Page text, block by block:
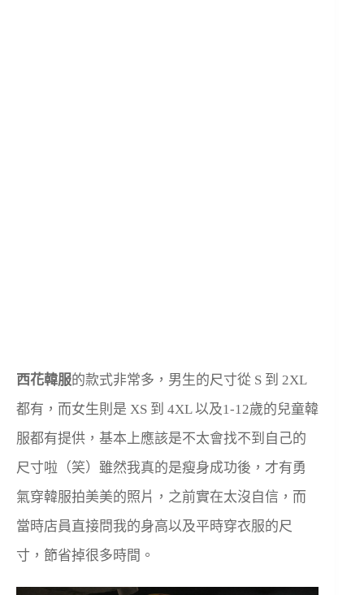
西花韓服的款式非常多，男生的尺寸從 S 到 2XL
都有，而女生則是 XS 到 4XL 以及1-12歲的兒童韓
服都有提供，基本上應該是不太會找不到自己的
尺寸啦（笑）雖然我真的是瘦身成功後，才有勇
氣穿韓服拍美美的照片，之前實在太沒自信，而
當時店員直接問我的身高以及平時穿衣服的尺
寸，節省掉很多時間。